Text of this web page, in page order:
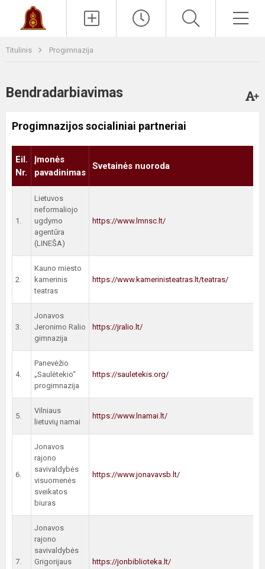
Titulinis Progimnazija
Bendradarbiavimas
Progimnazijos socialiniai partneriai
Eil.
Nr.
Įmonės
pavadinimas
Svetainės nuoroda
1.
Lietuvos
neformaliojo
ugdymo
agentūra
(LINEŠA)
https://www.lmnsc.lt/
2.
Kauno miesto
kamerinis
teatras
https://www.kamerinisteatras.lt/teatras/
3.
Jonavos
Jeronimo Ralio
gimnazija
https://jralio.lt/
4.
Panevėžio
„Saulėtekio“
progimnazija
https://sauletekis.org/
5.
Vilniaus
lietuvių namai
https://www.lnamai.lt/
6.
Jonavos
rajono
savivaldybės
visuomenės
sveikatos
biuras
https://www.jonavavsb.lt/
7.
Jonavos
rajono
savivaldybės
Grigorijaus
https://jonbiblioteka.lt/